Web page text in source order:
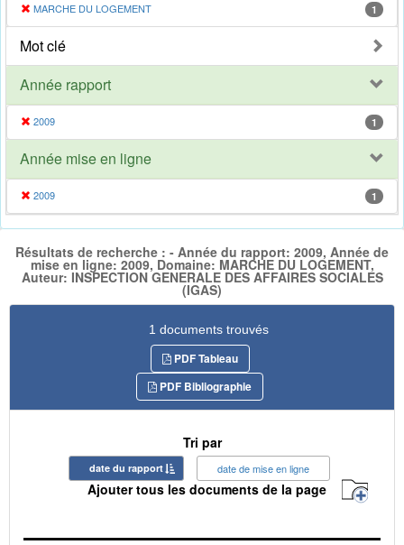
MARCHE DU LOGEMENT 1
Mot clé
Année rapport
2009 1
Année mise en ligne
2009 1
Résultats de recherche : - Année du rapport: 2009, Année de
mise en ligne: 2009, Domaine: MARCHE DU LOGEMENT,
Auteur: INSPECTION GENERALE DES AFFAIRES SOCIALES
(IGAS)
1 documents trouvés
PDF Tableau
PDF Bibliographie
Tri par
date du rapport date de mise en ligne
Ajouter tous les documents de la page